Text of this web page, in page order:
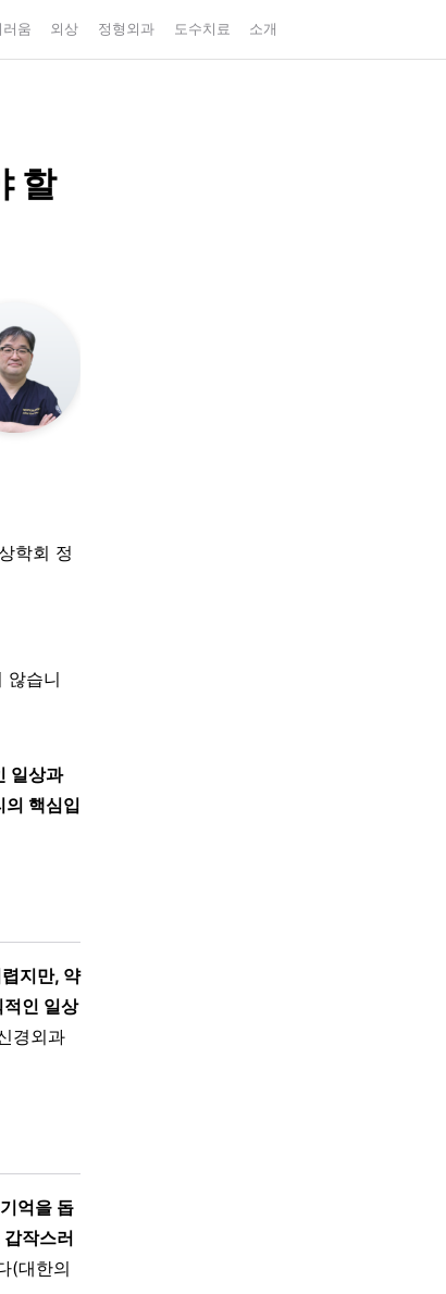
러움 외상 정형외과 도수치료 소개
할
학회 정
않습니
일상과
핵심입
지만, 약
적인 일상
경외과
억을 돕
작스러
(대한의